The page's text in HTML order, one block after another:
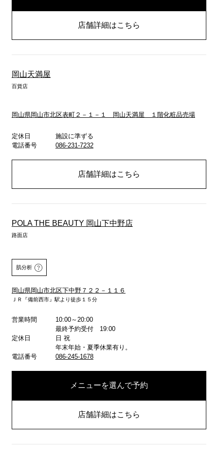
店舗詳細はこちら
岡山天満屋
百貨店
岡山県岡山市北区表町２－１－１ 岡山天満屋 １階化粧品売場
定休日
施設に準ずる
電話番号
086-231-7232
店舗詳細はこちら
POLA THE BEAUTY 岡山下中野店
路面店
肌分析
岡山県岡山市北区下中野７２２－１１６
ＪＲ『備前西市』駅より徒歩１５分
営業時間
10:00～20:00
最終予約受付 19:00
定休日
日 祝
年末年始・夏季休業有り。
電話番号
086-245-1678
メニューを選んで予約
店舗詳細はこちら